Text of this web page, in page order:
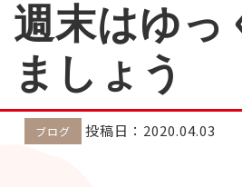
週末はゆっ
ましょう
ブログ 投稿日：2020.04.03